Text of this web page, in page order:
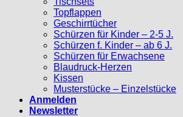
Topflappen
Geschirrtücher
Schürzen für Kinder – 2-5 J.
Schürzen f. Kinder – ab 6 J.
Schürzen für Erwachsene
Blaudruck-Herzen
Kissen
Musterstücke – Einzelstücke
Anmelden
Newsletter